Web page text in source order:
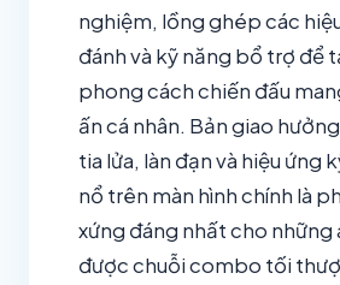
nghiệm, lồng ghép các
đánh và kỹ năng bổ trợ để
phong cách chiến đấu
ấn cá nhân. Bản giao
tia lửa, làn đạn và hiệu ứng
nổ trên màn hình chính là
xứng đáng nhất cho những
được chuỗi combo tối